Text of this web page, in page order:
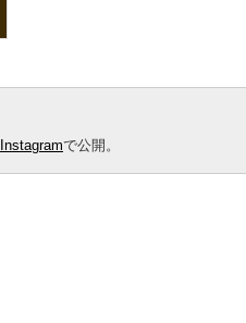
Instagramで公開。